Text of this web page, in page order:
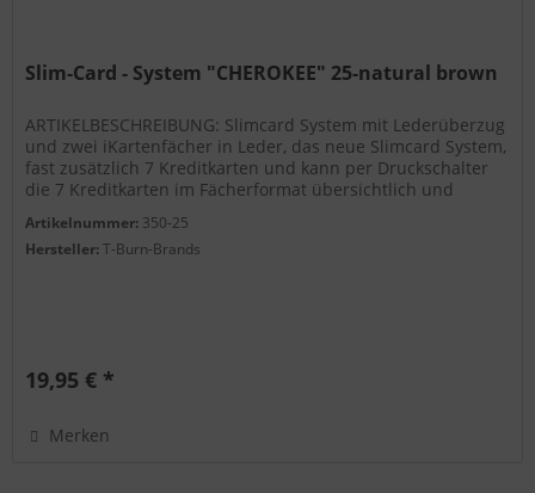
Slim-Card - System "CHEROKEE" 25-natural brown
ARTIKELBESCHREIBUNG: Slimcard System mit Lederüberzug
und zwei iKartenfächer in Leder, das neue Slimcard System,
fast zusätzlich 7 Kreditkarten und kann per Druckschalter
die 7 Kreditkarten im Fächerformat übersichtlich und
Artikelnummer: 350-25
Hersteller:T-Burn-Brands
19,95 € *
Merken